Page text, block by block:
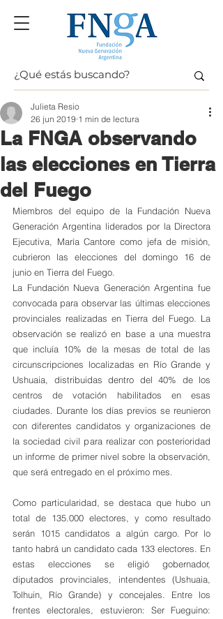
La FNGA observando
las elecciones en Tierra
del Fuego
Julieta Resio
26 jun 2019 1 min de lectura
Miembros del equipo de la Fundación Nueva
Generación Argentina liderados por la Directora
Ejecutiva, María Cantore como jefa de misión,
cubrieron las elecciones del domingo 16 de
junio en Tierra del Fuego.
La Fundación Nueva Generación Argentina fue
convocada para observar las últimas elecciones
provinciales realizadas en Tierra del Fuego. La
observación se realizó en base a una muestra
que incluía 10% de la mesas de total de las
circunscripciones localizadas en Río Grande y
Ushuaia, distribuidas dentro del 40% de los
centros de votación habilitados en esas
ciudades. Durante los días previos se reunieron
con diferentes candidatos y organizaciones de
la sociedad civil para realizar con posterioridad
un informe de primer nivel sobre la observación,
que será entregado en el próximo mes.
Como particularidad, se destaca que hubo un
total de 135.000 electores, y como resultado
serán 1015 candidatos a algún cargo. Por lo
tanto habrá un candidato cada 133 electores. En
estas elecciones se eligió gobernador,
diputados provinciales, intendentes (Ushuaia,
Tolhuin, Río Grande) y concejales. Entre los
frentes electorales, estuvieron: Ser Fueguino: